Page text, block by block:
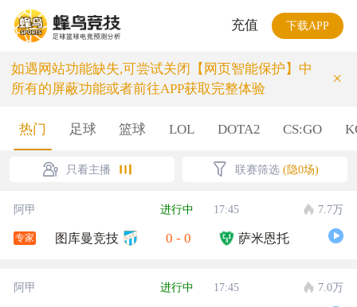
充值 下载APP
如遇网站功能缺失,可尝试关闭【网页智能保护】中
所有的屏蔽功能或者前往APP获取完整体验
×
热门 足球 篮球 LOL DOTA2 CS:GO
只看主播 联赛筛选 (隐0场)
阿甲 进行中 17:45 7.7万
专家 图库曼竞技 0 - 0 萨米恩托
阿甲 进行中 17:45 7.0万